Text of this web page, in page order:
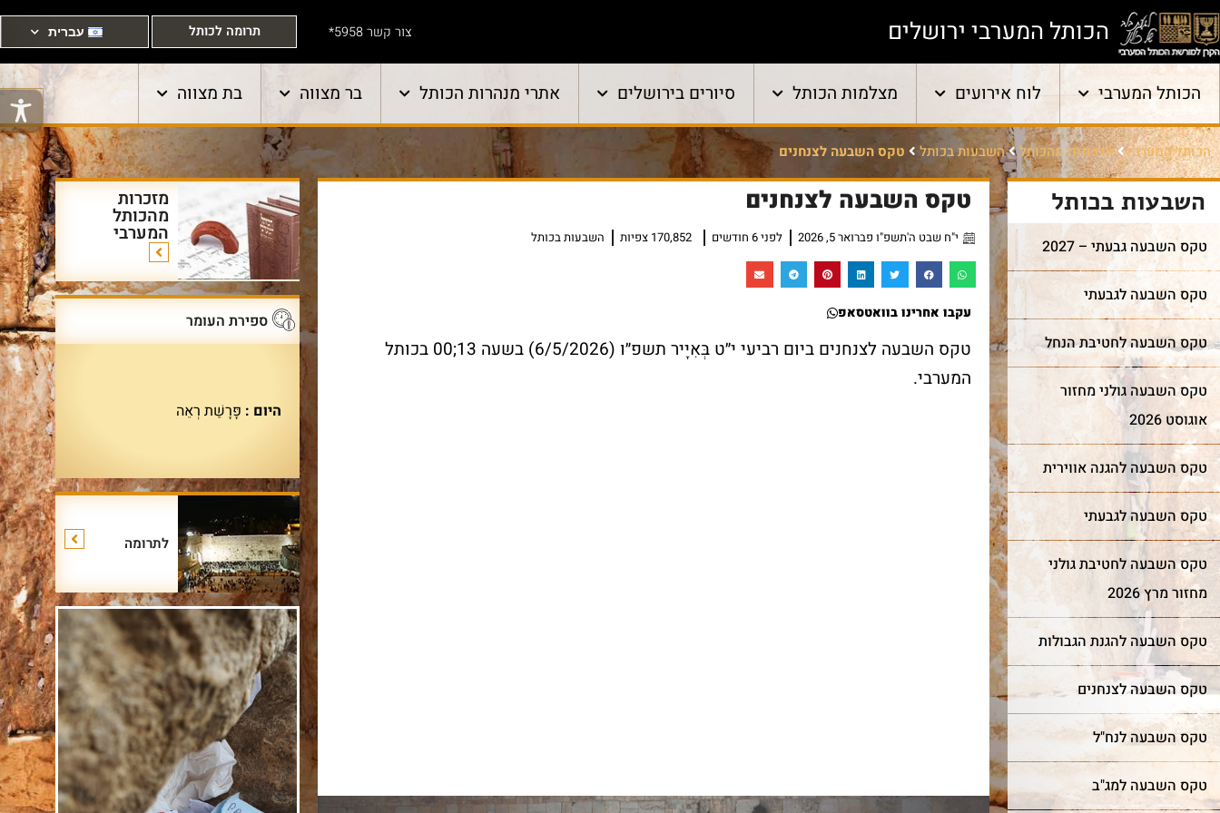
הכותל המערבי ירושלים צור קשר 5958* תרומה לכותל עברית
הכותל המערבי לוח אירועים מצלמות הכותל סיורים בירושלים אתרי מנהרות הכותל בר מצווה בת מצווה
הכותל המערבי עדכונים מהכותל השבעות בכותל טקס השבעה לצנחנים
השבעות בכותל
טקס השבעה גבעתי – 2027
טקס השבעה לגבעתי
טקס השבעה לחטיבת הנחל
טקס השבעה גולני מחזור
אוגוסט 2026
טקס השבעה להגנה אווירית
טקס השבעה לגבעתי
טקס השבעה לחטיבת גולני
מחזור מרץ 2026
טקס השבעה להגנת הגבולות
טקס השבעה לצנחנים
טקס השבעה לנח"ל
טקס השבעה למג"ב
טקס השבעה לצנחנים
י"ח שבט ה'תשפ"ו פברואר 5, 2026 לפני 6 חודשים 170,852 צפיות השבעות בכותל
עקבו אחרינו בוואטסאפ
טקס השבעה לצנחנים ביום רביעי י״ט בְּאִיָיר תשפ״ו (6/5/2026) בשעה 13;00 בכותל
המערבי.
מזכרות
מהכותל
המערבי
ספירת העומר
היום : פָּרָשַׁת רְאֵה
לתרומה